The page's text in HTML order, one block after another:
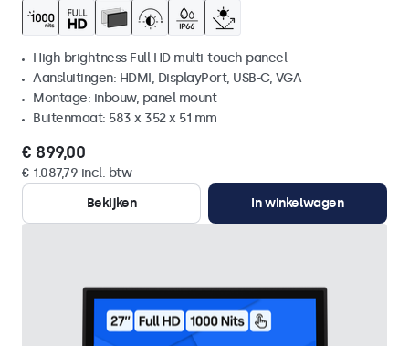
High brightness Full HD multi-touch paneel
Aansluitingen: HDMI, DisplayPort, USB-C, VGA
Montage: inbouw, panel mount
Buitenmaat: 583 x 352 x 51 mm
€ 899,00
€ 1.087,79 incl. btw
Bekijken
In winkelwagen